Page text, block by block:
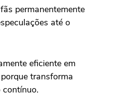
permanentemente
até o
eficiente em
transforma